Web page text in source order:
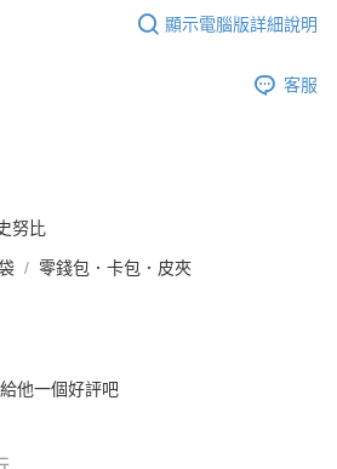
顯示電腦版詳細說明
客服
努比
零錢包．卡包．皮夾
他一個好評吧